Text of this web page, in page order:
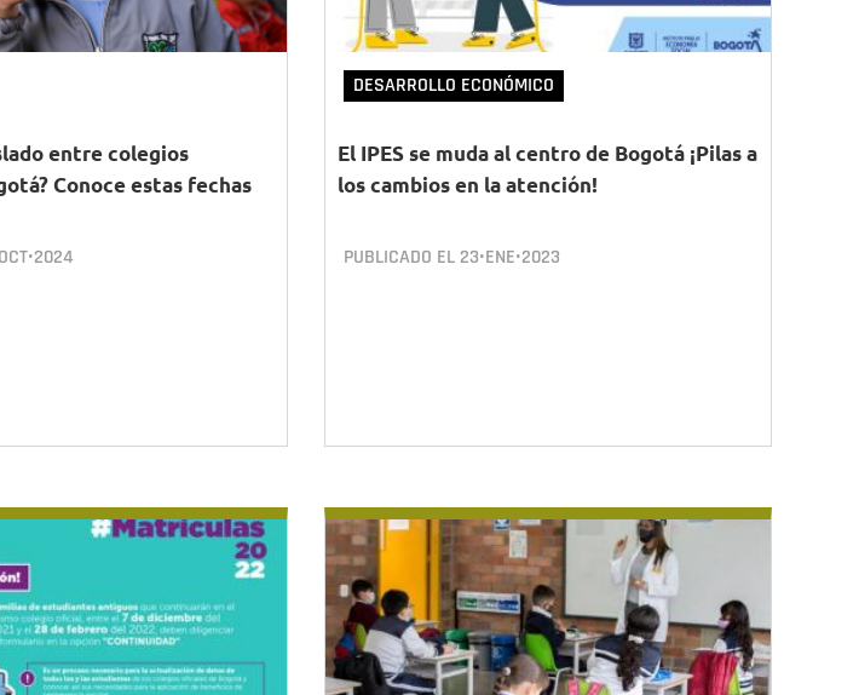
entre colegios
Conoce estas fechas
DESARROLLO ECONÓMICO
El IPES se muda al centro de Bogotá ¡Pilas a
los cambios en la atención!
PUBLICADO EL 23•ENE•2023